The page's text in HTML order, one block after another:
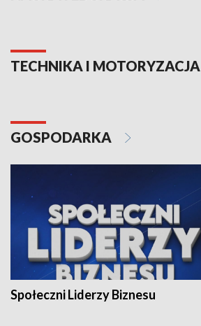
TECHNIKA I MOTORYZACJA
GOSPODARKA
Społeczni Liderzy Biznesu